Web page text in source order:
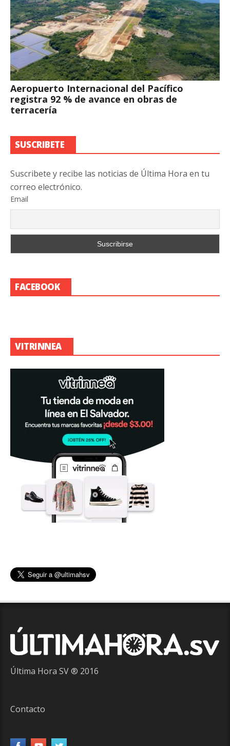
Aeropuerto Internacional del Pacífico
registra 92 % de avance en obras de
terracería
SUSCRIBETE
Suscribete y recibe las noticias de Última Hora en tu
correo electrónico.
Email
FACEBOOK
VITRINNEA
Última Hora SV ® 2016
Contacto